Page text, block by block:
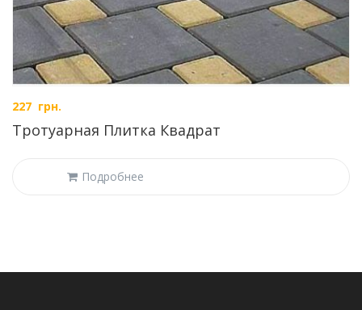
227 грн.
Тротуарная Плитка Квадрат
Подробнее